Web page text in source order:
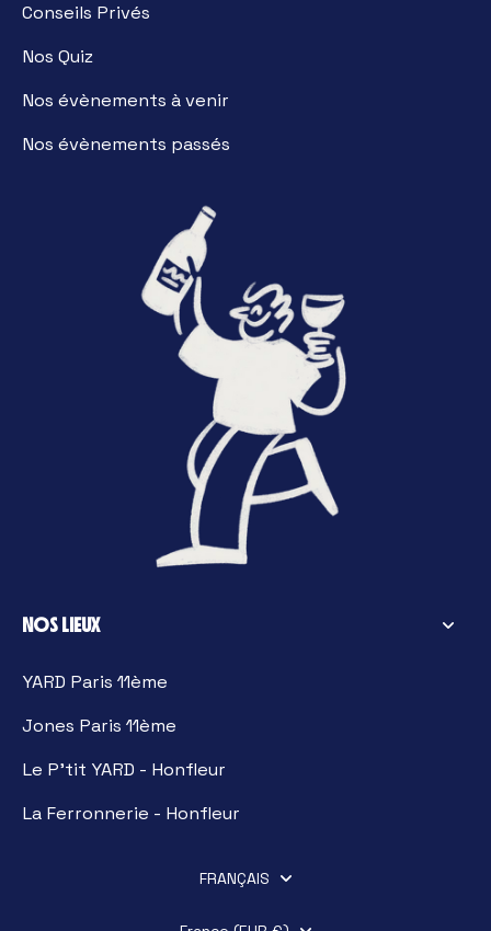
Conseils Privés
Nos Quiz
Nos évènements à venir
Nos évènements passés
NOS LIEUX
YARD Paris 11ème
Jones Paris 11ème
Le P'tit YARD - Honfleur
La Ferronnerie - Honfleur
FRANÇAIS